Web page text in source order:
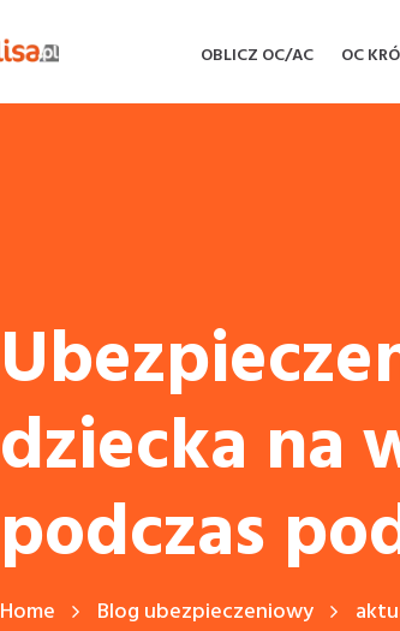
OBLICZ OC/AC OC
dziecka na
podczas
Home Blog ubezpieczeniowy